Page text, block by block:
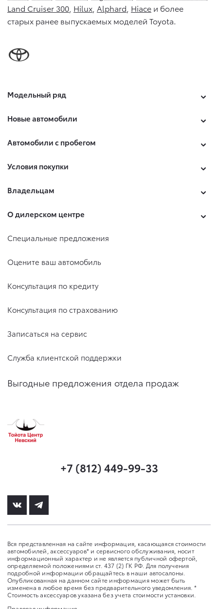
Land Cruiser 300 Hilux Alphard Hiace и более
старых ранее выпускаемых моделей Toyota.
Модельный ряд
Новые автомобили
Автомобили с пробегом
Условия покупки
Владельцам
О дилерском центре
Специальные предложения
Оцените ваш автомобиль
Консультация по кредиту
Консультация по страхованию
Записаться на сервис
Служба клиентской поддержки
Выгодные предложения отдела продаж
+7 (812) 449-99-33
Вся представленная на сайте информация, касающаяся стоимости
автомобилей, аксессуаров* и сервисного обслуживания, носит
информационный характер и не является публичной офертой,
определяемой положениями ст. 437 (2) ГК РФ. Для получения
подробной информации обращайтесь в наши автосалоны.
Опубликованная на данном сайте информация может быть
изменена в любое время без предварительного уведомления. *
Стоимость аксессуаров указана без учета стоимости установки.